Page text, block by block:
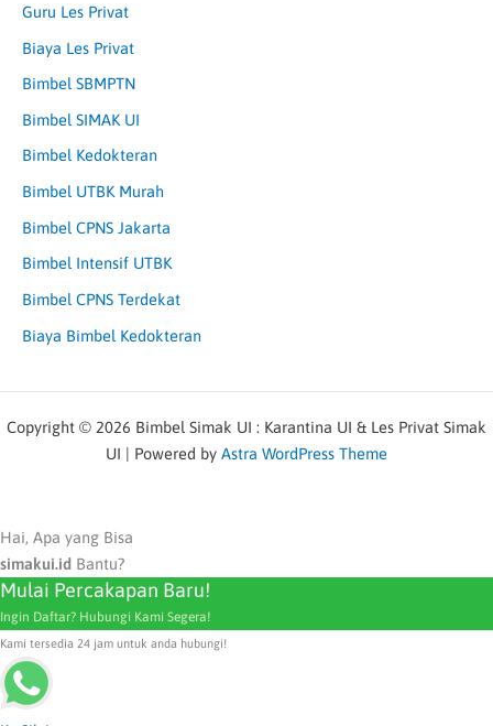
Guru Les Privat
Biaya Les Privat
Bimbel SBMPTN
Bimbel SIMAK UI
Bimbel Kedokteran
Bimbel UTBK Murah
Bimbel CPNS Jakarta
Bimbel Intensif UTBK
Bimbel CPNS Terdekat
Biaya Bimbel Kedokteran
Copyright © 2026 Bimbel Simak UI : Karantina UI & Les Privat Simak
UI | Powered by Astra WordPress Theme
Hai, Apa yang Bisa
simakui.id Bantu?
Mulai Percakapan Baru!
Ingin Daftar? Hubungi Kami Segera!
Kami tersedia 24 jam untuk anda hubungi!